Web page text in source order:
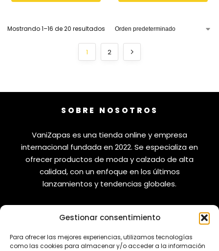
Gestionar consentimiento
Para ofrecer las mejores experiencias, utilizamos tecnologías
como las cookies para almacenar y/o acceder a la información
Mostrando 1–16 de 20 resultados
1 2
SOBRE NOSOTROS
VaniZapas es una tienda online y empresa
internacional fundada en 2022. Se especializa en
ofrecer productos de moda y calzado de alta
calidad, con un enfoque en los últimos
lanzamientos y tendencias globales.
VANIZAPAS LEGAL